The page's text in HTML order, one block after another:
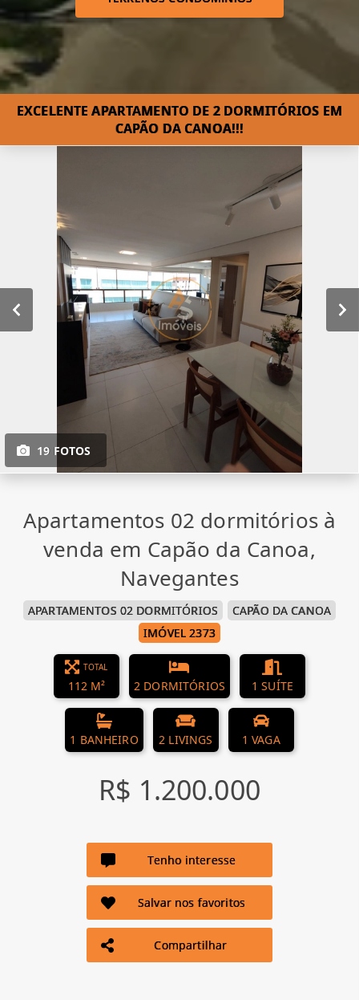
EXCELENTE APARTAMENTO DE 2 DORMITÓRIOS EM
CAPÃO DA CANOA!!!
19 FOTOS
Apartamentos 02 dormitórios à
venda em Capão da Canoa,
Navegantes
APARTAMENTOS 02 DORMITÓRIOS
CAPÃO DA CANOA
IMÓVEL 2373
TOTAL
112 M² 2 DORMITÓRIOS 1 SUÍTE
1 BANHEIRO 2 LIVINGS 1 VAGA
R$ 1.200.000
Tenho interesse
Salvar nos favoritos
Compartilhar